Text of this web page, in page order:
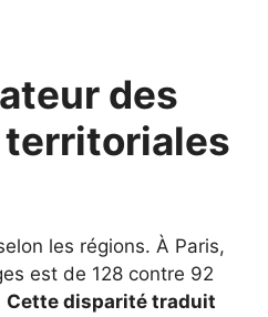
des
les régions. À Paris,
est de 128 contre 92
Cette disparité traduit